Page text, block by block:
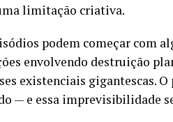
limitação criativa.
podem começar com
envolvendo destruição
existenciais gigantescas.
— e essa imprevisibilidade